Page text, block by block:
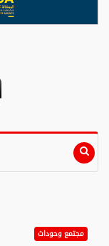
مجتمع وحوداث